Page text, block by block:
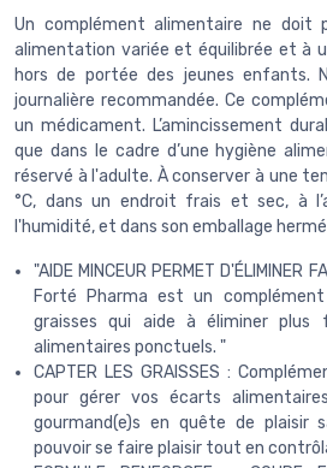
Un complément alimentaire ne doit
alimentation variée et équilibrée et à
hors de portée des jeunes enfants.
journalière recommandée. Ce
un médicament. L’amincissement
que dans le cadre d’une hygiène
réservé à l'adulte. À conserver à une
°C, dans un endroit frais et sec, à
l'humidité, et dans son emballage
"AIDE MINCEUR PERMET D'ÉLIMINER
Forté Pharma est un
graisses qui aide à éliminer plus
alimentaires ponctuels. "
CAPTER LES GRAISSES :
pour gérer vos écarts
gourmand(e)s en quête de plaisir
pouvoir se faire plaisir tout en